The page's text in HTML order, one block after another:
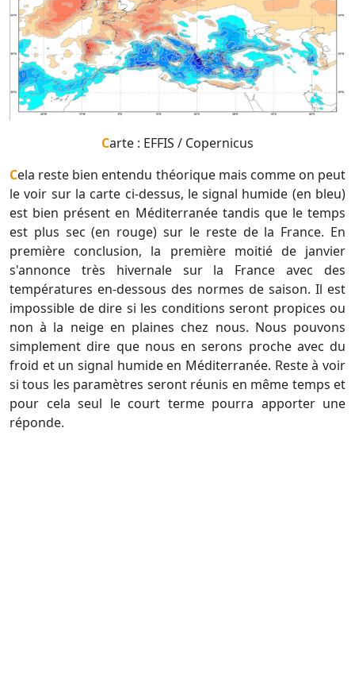
Carte : EFFIS / Copernicus
Cela reste bien entendu théorique mais comme on peut
le voir sur la carte ci-dessus, le signal humide (en bleu)
est bien présent en Méditerranée tandis que le temps
est plus sec (en rouge) sur le reste de la France. En
première conclusion, la première moitié de janvier
s'annonce très hivernale sur la France avec des
températures en-dessous des normes de saison. Il est
impossible de dire si les conditions seront propices ou
non à la neige en plaines chez nous. Nous pouvons
simplement dire que nous en serons proche avec du
froid et un signal humide en Méditerranée. Reste à voir
si tous les paramètres seront réunis en même temps et
pour cela seul le court terme pourra apporter une
réponde.